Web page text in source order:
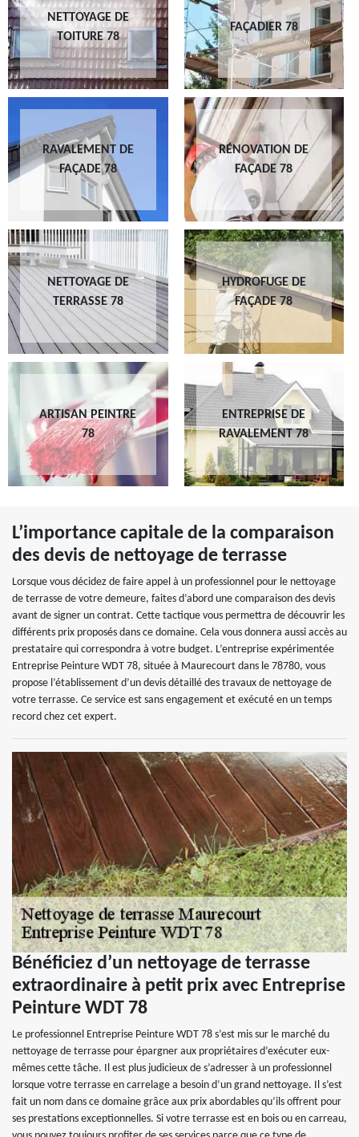
NETTOYAGE DE
TOITURE 78
FAÇADIER 78
RAVALEMENT DE
FAÇADE 78
RÉNOVATION DE
FAÇADE 78
NETTOYAGE DE
TERRASSE 78
HYDROFUGE DE
FAÇADE 78
ARTISAN PEINTRE
78
ENTREPRISE DE
RAVALEMENT 78
L’importance capitale de la comparaison
des devis de nettoyage de terrasse
Lorsque vous décidez de faire appel à un professionnel pour le nettoyage
de terrasse de votre demeure, faites d’abord une comparaison des devis
avant de signer un contrat. Cette tactique vous permettra de découvrir les
différents prix proposés dans ce domaine. Cela vous donnera aussi accès au
prestataire qui correspondra à votre budget. L’entreprise expérimentée
Entreprise Peinture WDT 78, située à Maurecourt dans le 78780, vous
propose l’établissement d’un devis détaillé des travaux de nettoyage de
votre terrasse. Ce service est sans engagement et exécuté en un temps
record chez cet expert.
Bénéficiez d’un nettoyage de terrasse
extraordinaire à petit prix avec Entreprise
Peinture WDT 78
Le professionnel Entreprise Peinture WDT 78 s’est mis sur le marché du
nettoyage de terrasse pour épargner aux propriétaires d’exécuter eux-
mêmes cette tâche. Il est plus judicieux de s’adresser à un professionnel
lorsque votre terrasse en carrelage a besoin d’un grand nettoyage. Il s’est
fait un nom dans ce domaine grâce aux prix abordables qu’ils offrent pour
ses prestations exceptionnelles. Si votre terrasse est en bois ou en carreau,